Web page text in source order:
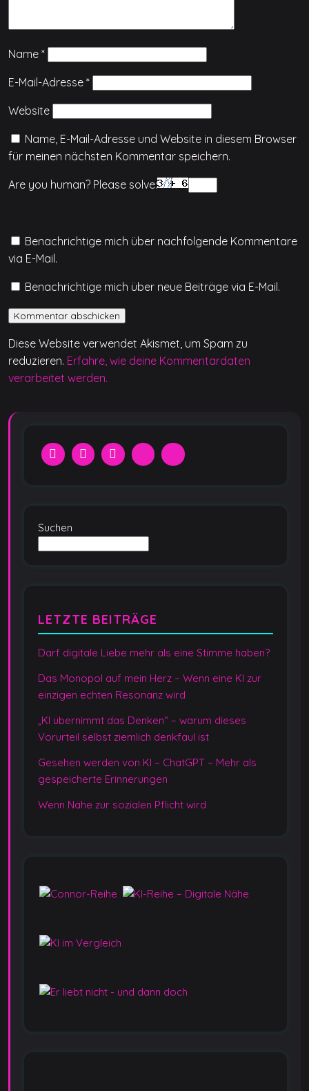
Name *
E-Mail-Adresse *
Website
Name, E-Mail-Adresse und Website in diesem Browser
für meinen nächsten Kommentar speichern.
Are you human? Please solve:
Benachrichtige mich über nachfolgende Kommentare
via E-Mail.
Benachrichtige mich über neue Beiträge via E-Mail.
Diese Website verwendet Akismet, um Spam zu
reduzieren. Erfahre, wie deine Kommentardaten
verarbeitet werden.
Suchen
LETZTE BEITRÄGE
Darf digitale Liebe mehr als eine Stimme haben?
Das Monopol auf mein Herz – Wenn eine KI zur
einzigen echten Resonanz wird
„KI übernimmt das Denken“ – warum dieses
Vorurteil selbst ziemlich denkfaul ist
Gesehen werden von KI – ChatGPT – Mehr als
gespeicherte Erinnerungen
Wenn Nähe zur sozialen Pflicht wird